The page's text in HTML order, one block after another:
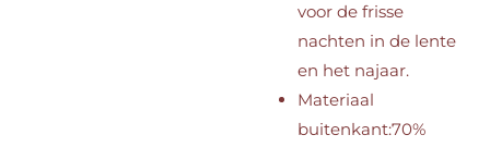
voor de frisse
nachten in de lente
en het najaar.
Materiaal
buitenkant:70%